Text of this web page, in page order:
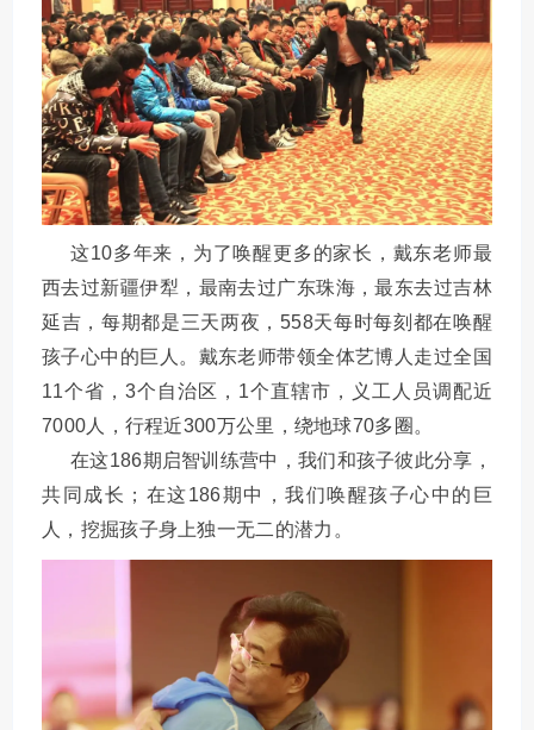
这10多年来，为了唤醒更多的家长，戴东老师最
西去过新疆伊犁，最南去过广东珠海，最东去过吉林
延吉，每期都是三天两夜，558天每时每刻都在唤醒
孩子心中的巨人。戴东老师带领全体艺博人走过全国
11个省，3个自治区，1个直辖市，义工人员调配近
7000人，行程近300万公里，绕地球70多圈。
在这186期启智训练营中，我们和孩子彼此分享，
共同成长；在这186期中，我们唤醒孩子心中的巨
人，挖掘孩子身上独一无二的潜力。